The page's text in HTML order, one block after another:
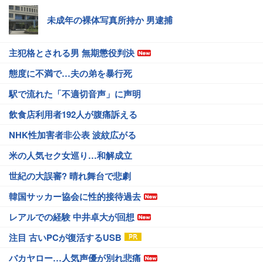
未成年の裸体写真所持か 男逮捕
主犯格とされる男 無期懲役判決
態度に不満で…夫の弟を暴行死
駅で流れた「不適切音声」に声明
飲食店利用者192人が腹痛訴える
NHK性加害者非公表 波紋広がる
米の人気セク女巡り…和解成立
世紀の大誤審? 晴れ舞台で悲劇
韓国サッカー協会に性的接待過去
レアルでの経験 中井卓大が回想
注目 古いPCが復活するUSB
バカヤロー…人気声優が別れ悲痛